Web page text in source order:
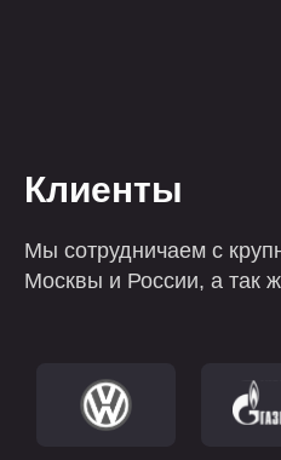
Клиенты
Мы сотрудничаем с
Москвы и России, а так